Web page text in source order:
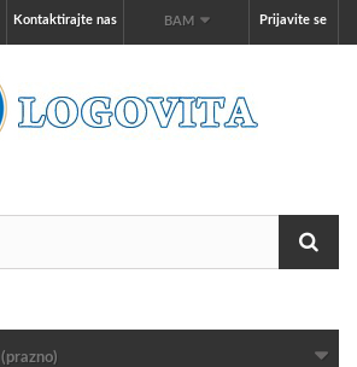
Prijavite se
BAM
Kontaktirajte nas
(prazno)